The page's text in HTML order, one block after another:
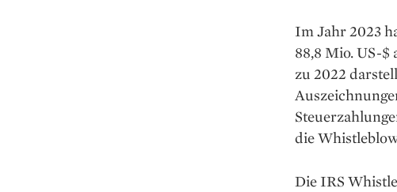
Im Jahr 2023
88,8 Mio. US-$
zu 2022
die
Die IRS